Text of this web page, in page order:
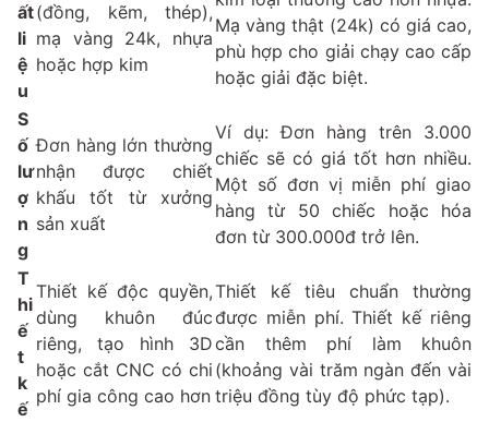
ất
li
ệ
u
(đồng, kẽm, thép),
mạ vàng 24k, nhựa
hoặc hợp kim
Mạ vàng thật (24k) có giá cao,
phù hợp cho giải chạy cao cấp
hoặc giải đặc biệt.
S
ố
lư
ợ
n
g
Đơn hàng lớn thường
nhận được chiết
khấu tốt từ xưởng
sản xuất
Ví dụ: Đơn hàng trên 3.000
chiếc sẽ có giá tốt hơn nhiều.
Một số đơn vị miễn phí giao
hàng từ 50 chiếc hoặc hóa
đơn từ 300.000đ trở lên.
T
hi
ế
t
k
ế
Thiết kế độc quyền,
dùng khuôn đúc
riêng, tạo hình 3D
hoặc cắt CNC có chi
phí gia công cao hơn
Thiết kế tiêu chuẩn thường
được miễn phí. Thiết kế riêng
cần thêm phí làm khuôn
(khoảng vài trăm ngàn đến vài
triệu đồng tùy độ phức tạp).